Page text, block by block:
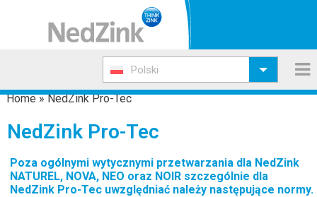
Polski
Home»NedZink Pro-Tec
NedZink Pro-Tec
Poza ogólnymi wytycznymi przetwarzania dla NedZink
NATUREL, NOVA, NEO oraz NOIR szczególnie dla
NedZink Pro-Tec uwzględniać należy następujące normy.